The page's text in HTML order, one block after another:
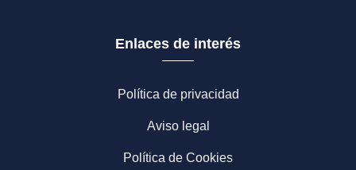
Enlaces de interés
Política de privacidad
Aviso legal
Política de Cookies